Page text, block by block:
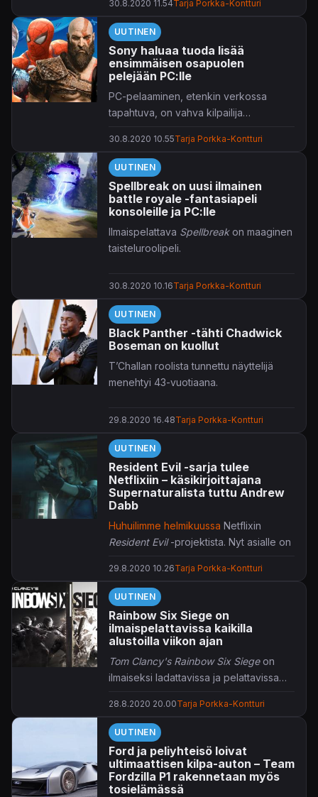
30.8.2020 11.54Tarja Porkka-Kontturi
UUTINEN
Sony haluaa tuoda lisää
ensimmäisen osapuolen
pelejään PC:lle
PC-pelaaminen, etenkin verkossa
tapahtuva, on vahva kilpailija
30.8.2020 10.55Tarja Porkka-Kontturi
UUTINEN
Spellbreak on uusi ilmainen
battle royale -fantasiapeli
konsoleille ja PC:lle
Ilmaispelattava Spellbreakon maaginen
taisteluroolipeli.
30.8.2020 10.16Tarja Porkka-Kontturi
UUTINEN
Black Panther -tähti Chadwick
Boseman on kuollut
T’Challan roolista tunnettu näyttelijä
menehtyi 43-vuotiaana.
29.8.2020 16.48Tarja Porkka-Kontturi
UUTINEN
Resident Evil -sarja tulee
Netflixiin – käsikirjoittajana
Supernaturalista tuttu Andrew
Dabb
Huhuilimme helmikuussa Netflixin
Resident Evil-projektista. Nyt asialle on
Netflix on paljastanut tuovansa
kirjastoonsa
ensimmäinen jakso kantaa nimeä
Welcome to New Raccoon City
koostuu kahdeksasta tunnin mittaisesta
jaksosta.
29.8.2020 10.26Tarja Porkka-Kontturi
UUTINEN
Rainbow Six Siege on
ilmaispelattavissa kaikilla
alustoilla viikon ajan
Tom Clancy's Rainbow Six Siegeon
ilmaiseksi ladattavissa ja pelattavissa
28.8.2020 20.00Tarja Porkka-Kontturi
UUTINEN
Ford ja peliyhteisö loivat
ultimaattisen kilpa-auton – Team
Fordzilla P1 rakennetaan myös
tosielämässä